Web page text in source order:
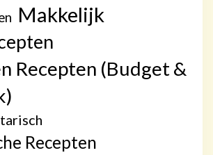
Makkelijk
Recepten (Budget &
Recepten